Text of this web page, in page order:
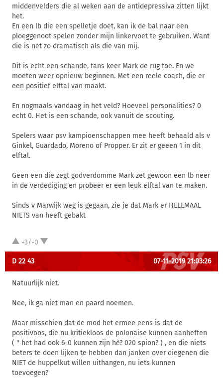
middenvelders die al weken aan de antidepressiva zitten lijkt
het.
En een lb die een spelletje doet, kan ik de bal naar een
ploeggenoot spelen zonder mijn linkervoet te gebruiken. Want
die is net zo dramatisch als die van mij.
Dit is echt een schande, fans keer Mark de rug toe. En we
moeten weer opnieuw beginnen. Met een reële coach, die er
een positief elftal van maakt.
En nogmaals vandaag in het veld? Hoeveel personalities? 0
echt 0. Het is een schande, ook vanuit de scouting.
Spelers waar psv kampioenschappen mee heeft behaald als v
Ginkel, Guardado, Moreno of Propper. Er zit er geeen 1 in dit
elftal.
Geen een die zegt godverdomme Mark zet gewoon een lb neer
in de verdediging en probeer er een leuk elftal van te maken.
Sinds v Marwijk weg is gegaan, zie je dat Mark er HELEMAAL
NIETS van heeft gebakt
+3/-0
D 22 43 07-11-2019 21:03:26
Natuurlijk niet.
Nee, ik ga niet man en paard noemen.
Maar misschien dat de mod het ermee eens is dat de
positivoos, die nu kritiekloos de polonaise kunnen aanheffen
( " het had ook 6-0 kunnen zijn hè? 020 spion? ) , en die niets
beters te doen lijken te hebben dan janken over diegenen die
NIET de huppelkut willen uithangen, nu iets kunnen
toevoegen?